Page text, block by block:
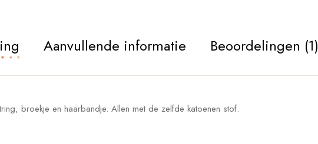
Aanvullende informatie Beoordelingen (1)
broekje en haarbandje. Allen met de zelfde katoenen stof.